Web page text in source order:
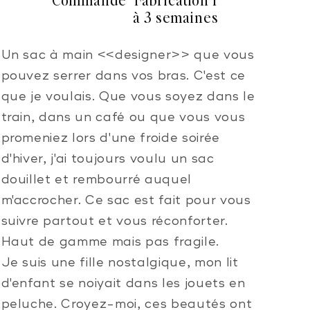
à 3 semaines
Un sac à main <<designer>> que vous
pouvez serrer dans vos bras. C'est ce
que je voulais. Que vous soyez dans le
train, dans un café ou que vous vous
promeniez lors d'une froide soirée
d'hiver, j'ai toujours voulu un sac
douillet et rembourré auquel
m'accrocher. Ce sac est fait pour vous
suivre partout et vous réconforter.
Haut de gamme mais pas fragile.
Je suis une fille nostalgique, mon lit
d'enfant se noiyait dans les jouets en
peluche. Croyez-moi, ces beautés ont